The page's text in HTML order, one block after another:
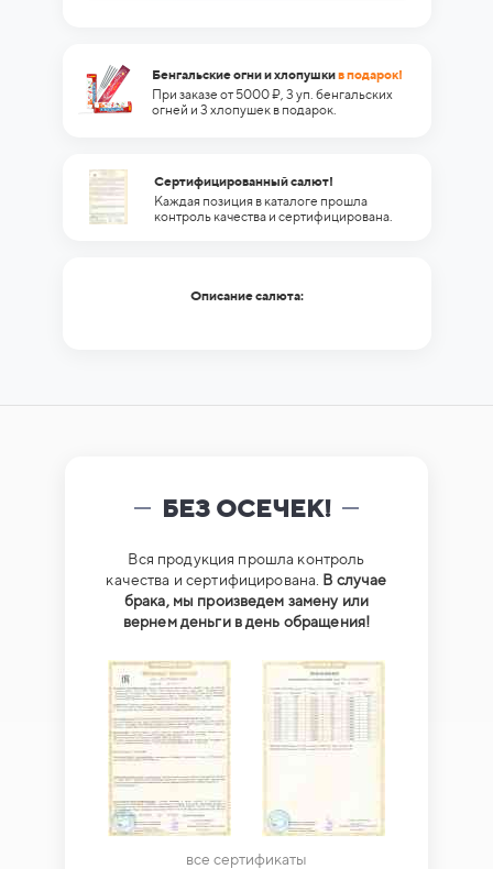
Бенгальские огни и хлопушкив подарок!
При заказе от 5000 ₽, 3 уп. бенгальских
огней и 3 хлопушек в подарок.
Сертифицированный салют!
Каждая позиция в каталоге прошла
контроль качества и сертифицирована.
Описание салюта:
БЕЗ ОСЕЧЕК!
Вся продукция прошла контроль
качества и сертифицирована. В случае
брака, мы произведем замену или
вернем деньги в день обращения!
все сертификаты